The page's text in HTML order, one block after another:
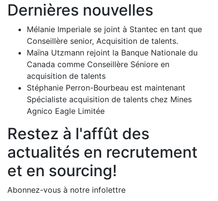
Dernières nouvelles
Mélanie Imperiale se joint à Stantec en tant que
Conseillère senior, Acquisition de talents.
Maïna Utzmann rejoint la Banque Nationale du
Canada comme Conseillère Séniore en
acquisition de talents
Stéphanie Perron-Bourbeau est maintenant
Spécialiste acquisition de talents chez Mines
Agnico Eagle Limitée
Restez à l'affût des
actualités en recrutement
et en sourcing!
Abonnez-vous à notre infolettre